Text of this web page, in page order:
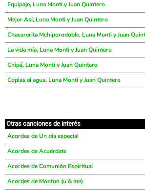
Equipaje, Luna Monti y Juan Quintero
Mejor Así, Luna Monti y Juan Quintero
Chacarerita Mchiporodoble, Luna Monti y Juan
La vida mía, Luna Monti y Juan Quintero
Chipá, Luna Monti y Juan Quintero
Coplas al agua, Luna Monti y Juan Quintero
Otras canciones de interés
Acordes de Un día especial
Acordes de Acuérdate
Acordes de Comunión Espiritual
Acordes de Monton (u & me)